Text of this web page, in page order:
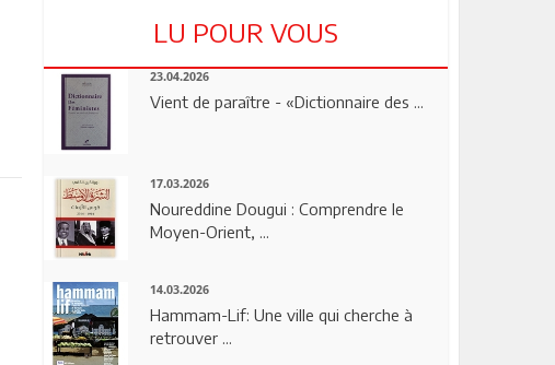
LU POUR VOUS
23.04.2026
Vient de paraître - «Dictionnaire des ...
17.03.2026
Noureddine Dougui : Comprendre le
Moyen-Orient, ...
14.03.2026
Hammam-Lif: Une ville qui cherche à
retrouver ...